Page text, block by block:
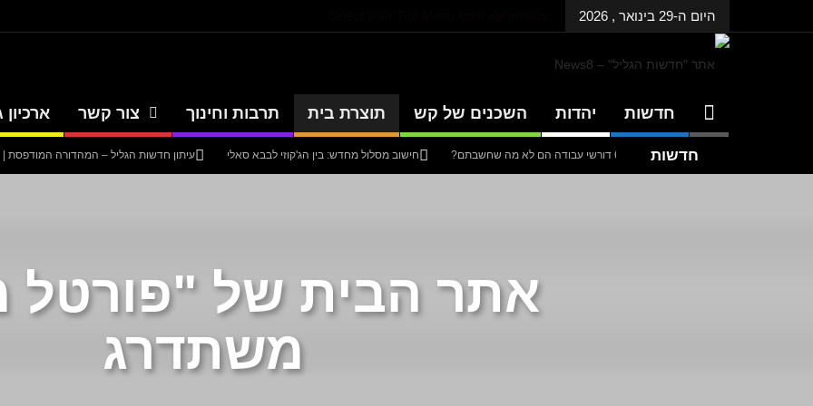
היום ה-29 בינואר , 2026
חדשות יהדות השכנים של קש תוצרת בית תרבות וחינוך צור קשר ארכיון
חדשותשמונה: למה 600 דורשי עבודה הם לא מה שחשבתם? חישוב מסלול מחדש: בין הג'קוזי לבבא סאלי עיתון חדשות הגליל – המהדורה המודפסת | גליון 940
אתר הבית של "פורטל
משתדרג